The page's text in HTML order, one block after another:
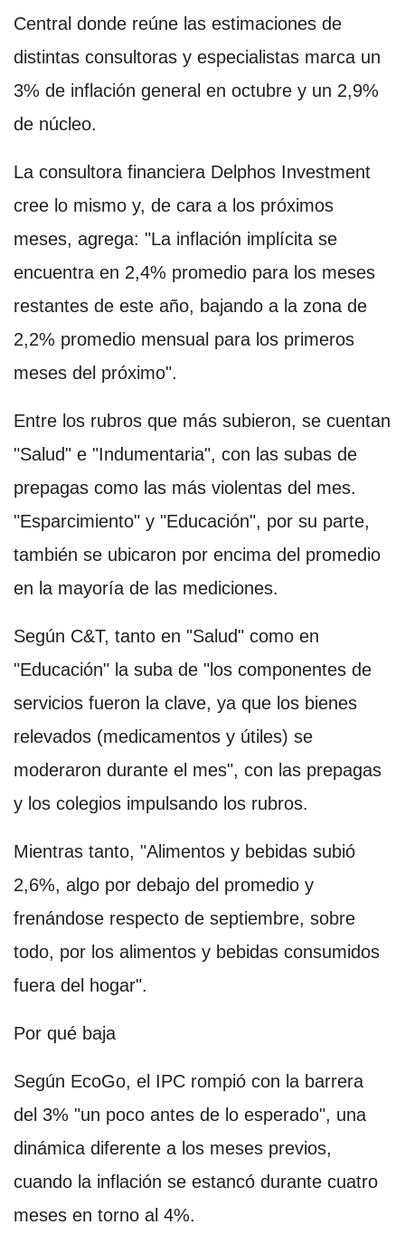
Central donde reúne las estimaciones de
distintas consultoras y especialistas marca un
3% de inflación general en octubre y un 2,9%
de núcleo.
La consultora financiera Delphos Investment
cree lo mismo y, de cara a los próximos
meses, agrega: "La inflación implícita se
encuentra en 2,4% promedio para los meses
restantes de este año, bajando a la zona de
2,2% promedio mensual para los primeros
meses del próximo".
Entre los rubros que más subieron, se cuentan
"Salud" e "Indumentaria", con las subas de
prepagas como las más violentas del mes.
"Esparcimiento" y "Educación", por su parte,
también se ubicaron por encima del promedio
en la mayoría de las mediciones.
Según C&T, tanto en "Salud" como en
"Educación" la suba de "los componentes de
servicios fueron la clave, ya que los bienes
relevados (medicamentos y útiles) se
moderaron durante el mes", con las prepagas
y los colegios impulsando los rubros.
Mientras tanto, "Alimentos y bebidas subió
2,6%, algo por debajo del promedio y
frenándose respecto de septiembre, sobre
todo, por los alimentos y bebidas consumidos
fuera del hogar".
Por qué baja
Según EcoGo, el IPC rompió con la barrera
del 3% "un poco antes de lo esperado", una
dinámica diferente a los meses previos,
cuando la inflación se estancó durante cuatro
meses en torno al 4%.